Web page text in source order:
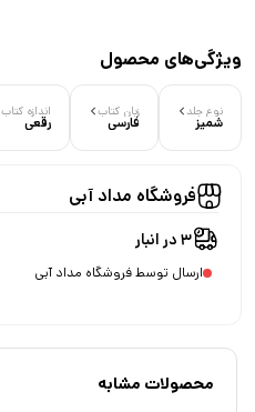
ویژگی‌های محصول
نوع جلد
شمیز
زبان کتاب
فارسی
اندازه کتاب
رقعی
فروشگاه مداد آبی
3 در انبار
ارسال توسط فروشگاه مداد آبی
محصولات مشابه